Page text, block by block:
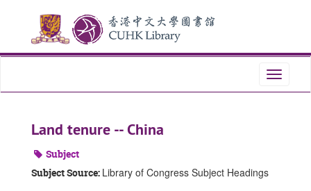
content
Toggle
Land tenure -- China
Subject
Subject Source: Library of Congress Subject Headings